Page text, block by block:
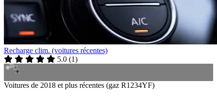
Recharge clim. (voitures récentes)
5.0 (1)
Voitures de 2018 et plus récentes (gaz R1234YF)